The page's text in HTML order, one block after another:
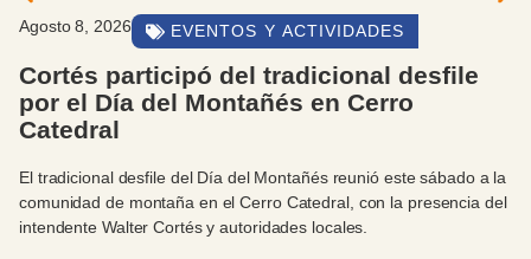
Agosto 8, 2026 EVENTOS Y ACTIVIDADES
Cortés participó del tradicional desfile
por el Día del Montañés en Cerro
Catedral
El tradicional desfile del Día del Montañés reunió este sábado a la
comunidad de montaña en el Cerro Catedral, con la presencia del
intendente Walter Cortés y autoridades locales.